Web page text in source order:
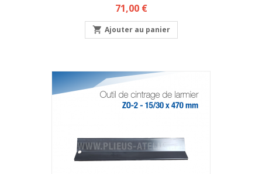
Prix
71,00 €
 Ajouter au panier